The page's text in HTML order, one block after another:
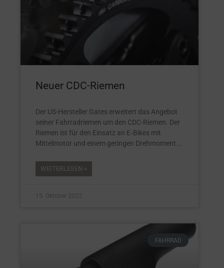
Neuer CDC-Riemen
Der US-Hersteller Gates erweitert das Angebot
seiner Fahrradriemen um den CDC-Riemen. Der
Riemen ist für den Einsatz an E‑Bikes mit
Mittelmotor und einem geringen Drehmoment
WEITERLESEN »
15. Oktober 2022
FAHRRAD